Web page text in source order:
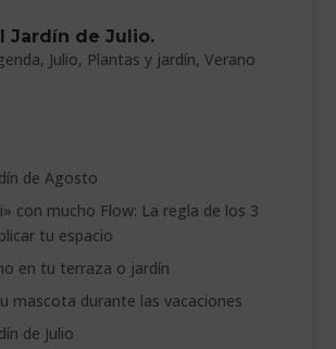
Jardín de Julio.
, Julio, Plantas y jardín, Verano
de Agosto
con mucho Flow: La regla de los 3
tu espacio
en tu terraza o jardín
mascota durante las vacaciones
de Julio